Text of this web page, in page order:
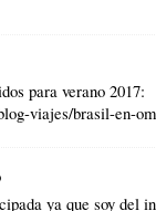
para verano 2017:
viajes/brasil-en-
ya que soy del